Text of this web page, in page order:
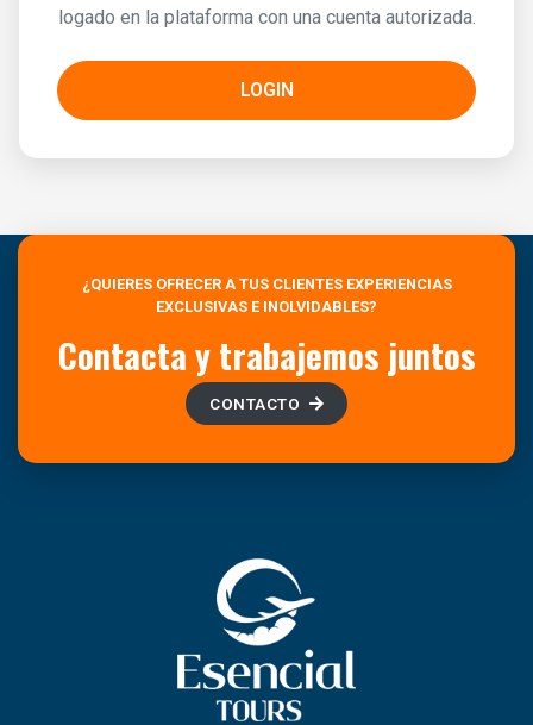
logado en la plataforma con una cuenta autorizada.
LOGIN
¿QUIERES OFRECER A TUS CLIENTES EXPERIENCIAS
EXCLUSIVAS E INOLVIDABLES?
Contacta y trabajemos juntos
CONTACTO